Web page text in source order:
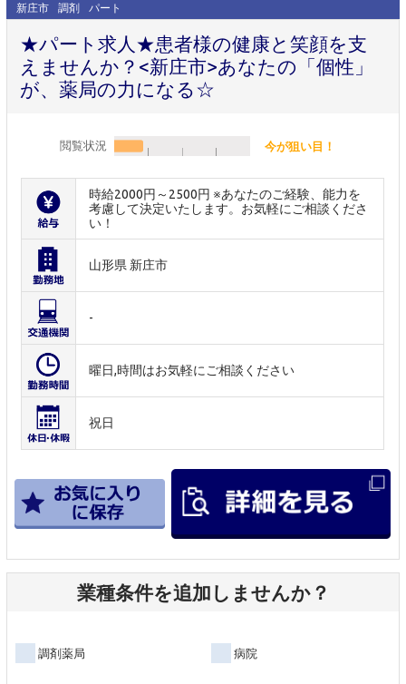
新庄市 調剤 パート
★パート求人★患者様の健康と笑顔を支
えませんか？<新庄市>あなたの「個性」
が、薬局の力になる☆
閲覧状況 今が狙い目！
時給2000円～2500円 ※あなたのご経験、能力を
考慮して決定いたします。お気軽にご相談くださ
い！
山形県 新庄市
-
曜日,時間はお気軽にご相談ください
祝日
業種条件を追加しませんか？
調剤薬局 病院